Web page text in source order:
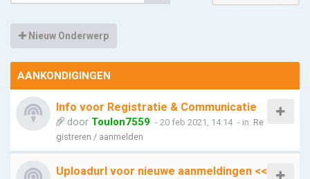
Nieuw Onderwerp
AANKONDIGINGEN
Info voor Registratie & Communicatie
door Toulon7559 - 20 feb 2021, 14:14 - in: Re
gistreren / aanmelden
Uploadurl voor nieuwe aanmeldingen <<